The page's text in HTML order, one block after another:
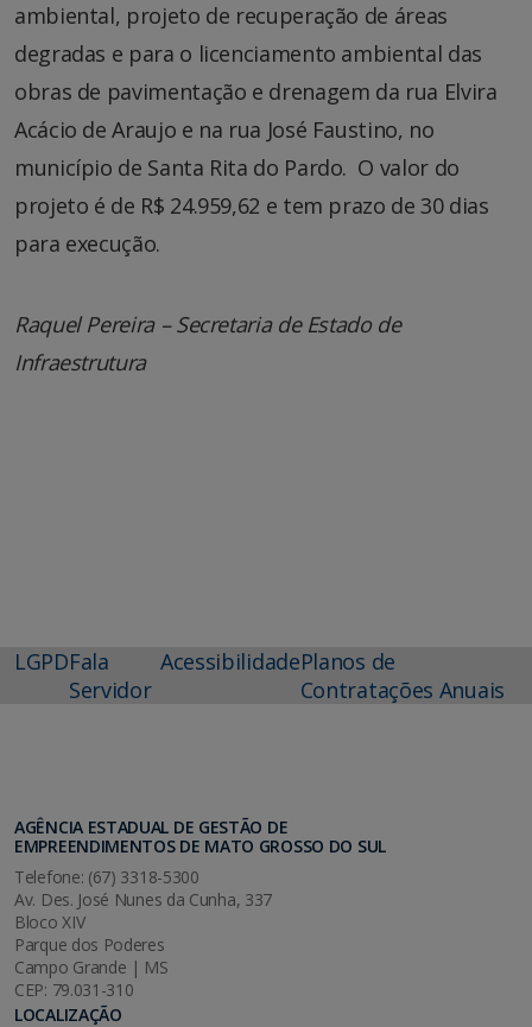
ambiental, projeto de recuperação de áreas
degradas e para o licenciamento ambiental das
obras de pavimentação e drenagem da rua Elvira
Acácio de Araujo e na rua José Faustino, no
município de Santa Rita do Pardo. O valor do
projeto é de R$ 24.959,62 e tem prazo de 30 dias
para execução.
Raquel Pereira – Secretaria de Estado de
Infraestrutura
LGPDFala
Servidor
AcessibilidadePlanos de
Contratações Anuais
AGÊNCIA ESTADUAL DE GESTÃO DE
EMPREENDIMENTOS DE MATO GROSSO DO SUL
Telefone: (67) 3318-5300
Av. Des. José Nunes da Cunha, 337
Bloco XIV
Parque dos Poderes
Campo Grande | MS
CEP: 79.031-310
LOCALIZAÇÃO